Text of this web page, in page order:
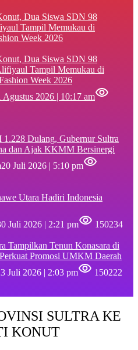
Dua Siswa SDN 98
Tampil Memukau di
Week 2026
Agustus 2026 | 10:17 am
Dulang, Gubernur Sultra
dan Ajak KKMM Bersinergi
20 Juli 2026 | 5:10 pm
Utara Hadiri Indonesia
Juli 2026 | 2:21 pm
150234
Tampilkan Tenun Konasara di
Promosi UMKM Daerah
Juli 2026 | 2:03 pm 150222
SULTRA KE
KONUT